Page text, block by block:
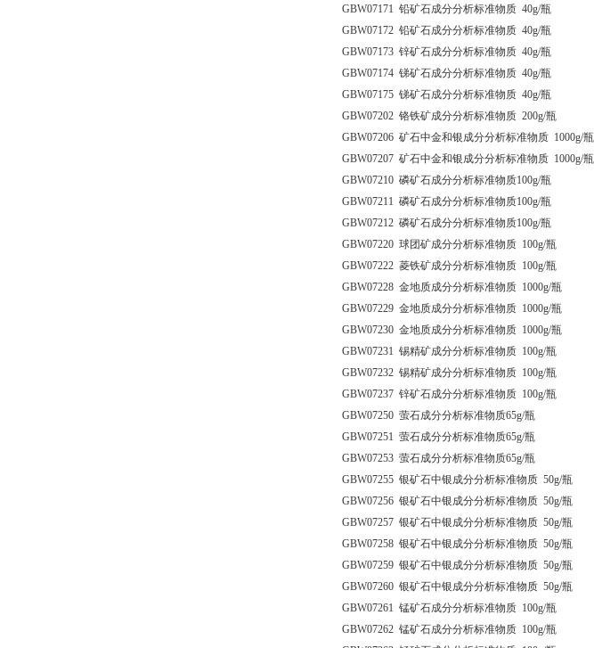
GBW07171 铅矿石成分分析标准物质 40g/瓶
GBW07172 铅矿石成分分析标准物质 40g/瓶
GBW07173 锌矿石成分分析标准物质 40g/瓶
GBW07174 锑矿石成分分析标准物质 40g/瓶
GBW07175 锑矿石成分分析标准物质 40g/瓶
GBW07202 铬铁矿成分分析标准物质 200g/瓶
GBW07206 矿石中金和银成分分析标准物质 1000g/瓶
GBW07207 矿石中金和银成分分析标准物质 1000g/瓶
GBW07210 磷矿石成分分析标准物质100g/瓶
GBW07211 磷矿石成分分析标准物质100g/瓶
GBW07212 磷矿石成分分析标准物质100g/瓶
GBW07220 球团矿成分分析标准物质 100g/瓶
GBW07222 菱铁矿成分分析标准物质 100g/瓶
GBW07228 金地质成分分析标准物质 1000g/瓶
GBW07229 金地质成分分析标准物质 1000g/瓶
GBW07230 金地质成分分析标准物质 1000g/瓶
GBW07231 锡精矿成分分析标准物质 100g/瓶
GBW07232 锡精矿成分分析标准物质 100g/瓶
GBW07237 锌矿石成分分析标准物质 100g/瓶
GBW07250 萤石成分分析标准物质65g/瓶
GBW07251 萤石成分分析标准物质65g/瓶
GBW07253 萤石成分分析标准物质65g/瓶
GBW07255 银矿石中银成分分析标准物质 50g/瓶
GBW07256 银矿石中银成分分析标准物质 50g/瓶
GBW07257 银矿石中银成分分析标准物质 50g/瓶
GBW07258 银矿石中银成分分析标准物质 50g/瓶
GBW07259 银矿石中银成分分析标准物质 50g/瓶
GBW07260 银矿石中银成分分析标准物质 50g/瓶
GBW07261 锰矿石成分分析标准物质 100g/瓶
GBW07262 锰矿石成分分析标准物质 100g/瓶